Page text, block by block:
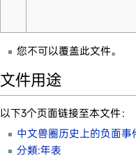
您不可以覆盖此文件。
文件用途
以下3个页面链接至本文件：
中文兽圈历史上的负面事
分類:年表